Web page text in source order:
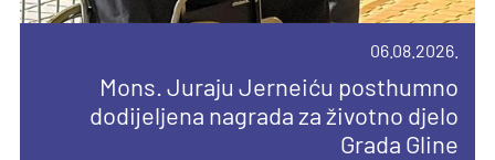
06.08.2026.
Mons. Juraju Jerneiću posthumno
dodijeljena nagrada za životno djelo
Grada Gline
proglašenju papinske manje bazilike u
Pročitajte još
Pročitajte još